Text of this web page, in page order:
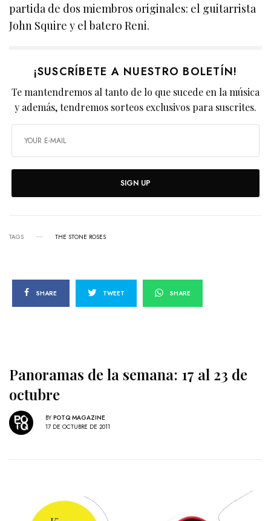
partida de dos miembros originales: el guitarrista
John Squire y el batero Reni.
¡SUSCRÍBETE A NUESTRO BOLETÍN!
Te mantendremos al tanto de lo que sucede en la música
y además, tendremos sorteos exclusivos para suscrites.
SIGN UP
TAGS THE STONE ROSES
SHARE TWEET SHARE
Panoramas de la semana: 17 al 23 de
octubre
BY POTQ MAGAZINE
17 DE OCTUBRE DE 2011